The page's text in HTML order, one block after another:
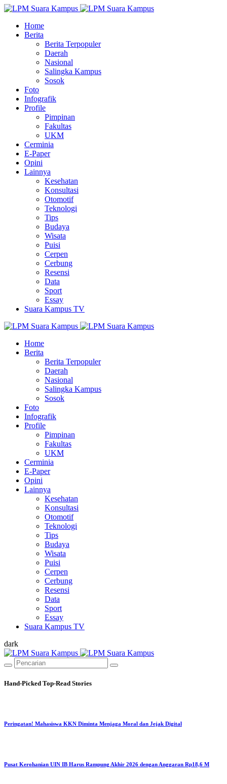
Home
Berita
Berita Terpopuler
Daerah
Nasional
Salingka Kampus
Sosok
Foto
Infografik
Profile
Pimpinan
Fakultas
UKM
Cerminia
E-Paper
Opini
Lainnya
Kesehatan
Konsultasi
Otomotif
Teknologi
Tips
Budaya
Wisata
Puisi
Cerpen
Cerbung
Resensi
Data
Sport
Essay
Suara Kampus TV
Home
Berita
Berita Terpopuler
Daerah
Nasional
Salingka Kampus
Sosok
Foto
Infografik
Profile
Pimpinan
Fakultas
UKM
Cerminia
E-Paper
Opini
Lainnya
Kesehatan
Konsultasi
Otomotif
Teknologi
Tips
Budaya
Wisata
Puisi
Cerpen
Cerbung
Resensi
Data
Sport
Essay
Suara Kampus TV
dark
Hand-Picked Top-Read Stories
Peringatan! Mahasiswa KKN Diminta Menjaga Moral dan Jejak Digital
Pusat Kerohanian UIN IB Harus Rampung Akhir 2026 dengan Anggaran Rp18,6 M